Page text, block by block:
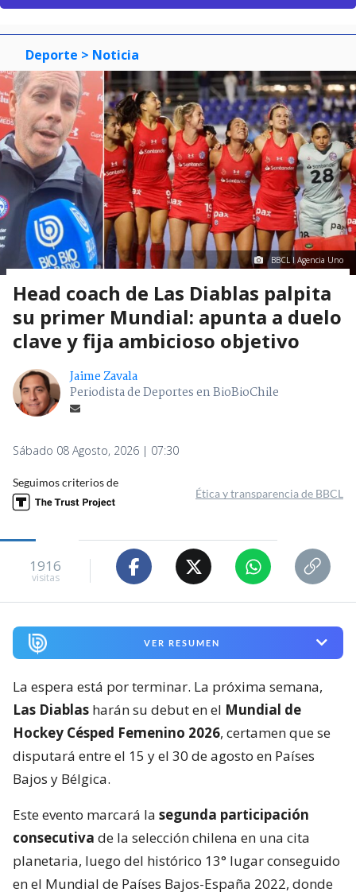
Deporte > Noticia
BBCL I Agencia Uno
Head coach de Las Diablas palpita
su primer Mundial: apunta a duelo
clave y fija ambicioso objetivo
Jaime Zavala
Periodista de Deportes en BioBioChile
Sábado 08 Agosto, 2026 | 07:30
Seguimos criterios de
Ética y transparencia de BBCL
1916
visitas
VER RESUMEN
La espera está por terminar. La próxima semana,
Las Diablas harán su debut en el Mundial de
Hockey Césped Femenino 2026, certamen que se
disputará entre el 15 y el 30 de agosto en Países
Bajos y Bélgica.
Este evento marcará la segunda participación
consecutiva de la selección chilena en una cita
planetaria, luego del histórico 13° lugar conseguido
en el Mundial de Países Bajos-España 2022, donde